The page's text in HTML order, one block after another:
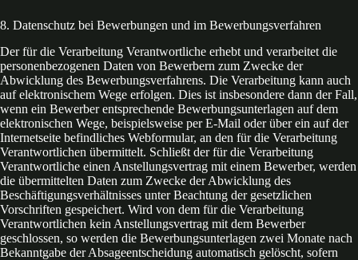
8. Datenschutz bei Bewerbungen und im Bewerbungsverfahren
Der für die Verarbeitung Verantwortliche erhebt und verarbeitet die
personenbezogenen Daten von Bewerbern zum Zwecke der
Abwicklung des Bewerbungsverfahrens. Die Verarbeitung kann auch
auf elektronischem Wege erfolgen. Dies ist insbesondere dann der Fall,
wenn ein Bewerber entsprechende Bewerbungsunterlagen auf dem
elektronischen Wege, beispielsweise per E-Mail oder über ein auf der
Internetseite befindliches Webformular, an den für die Verarbeitung
Verantwortlichen übermittelt. Schließt der für die Verarbeitung
Verantwortliche einen Anstellungsvertrag mit einem Bewerber, werden
die übermittelten Daten zum Zwecke der Abwicklung des
Beschäftigungsverhältnisses unter Beachtung der gesetzlichen
Vorschriften gespeichert. Wird von dem für die Verarbeitung
Verantwortlichen kein Anstellungsvertrag mit dem Bewerber
geschlossen, so werden die Bewerbungsunterlagen zwei Monate nach
Bekanntgabe der Absageentscheidung automatisch gelöscht, sofern